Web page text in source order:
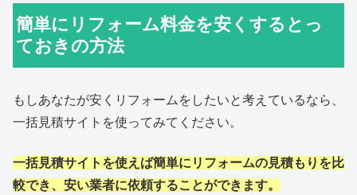
簡単にリフォーム料金を安くするとっ
ておきの方法
もしあなたが安くリフォームをしたいと考えているなら、
一括見積サイトを使ってみてください。
一括見積サイトを使えば簡単にリフォームの見積もりを比
較でき、安い業者に依頼することができます。